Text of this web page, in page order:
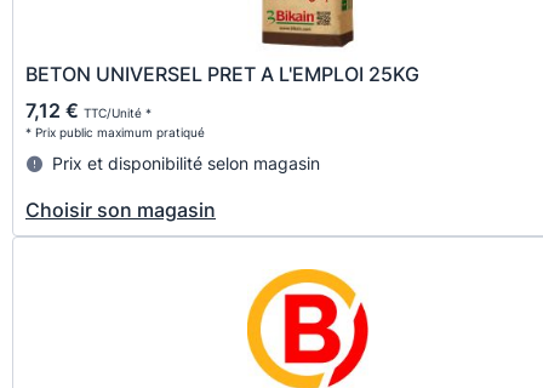
BETON UNIVERSEL PRET A L'EMPLOI 25KG
7,12 € TTC/Unité *
* Prix public maximum pratiqué
Prix et disponibilité selon magasin
Choisir son magasin